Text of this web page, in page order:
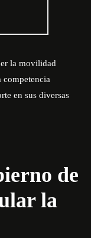
la movilidad
competencia
en sus diversas
de
la